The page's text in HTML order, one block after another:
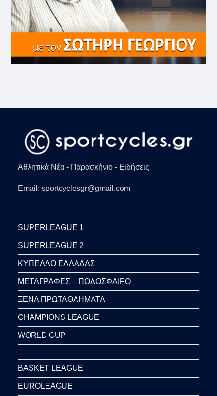
Αθλητικά Νέα - Παρασκήνιο - Ειδήσεις
Email: sportcyclesgr@gmail.com
SUPERLEAGUE 1
SUPERLEAGUE 2
ΚΥΠΕΛΛΟ ΕΛΛΑΔΑΣ
ΜΕΤΑΓΡΑΦΕΣ – ΠΟΔΟΣΦΑΙΡΟ
ΞΕΝΑ ΠΡΩΤΑΘΛΗΜΑΤΑ
CHAMPIONS LEAGUE
WORLD CUP
BASKET LEAGUE
EUROLEAGUE